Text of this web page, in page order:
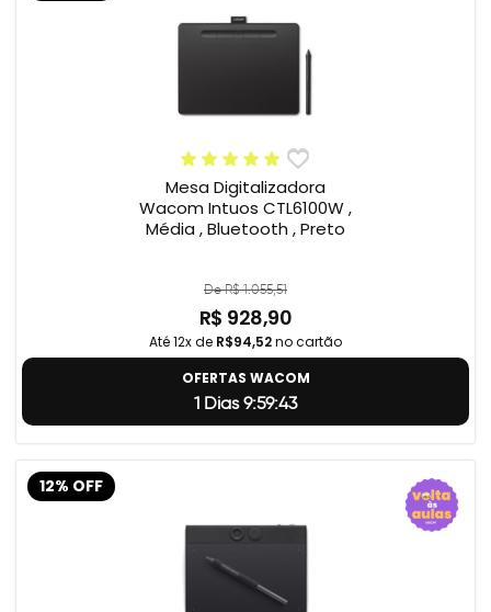
Mesa Digitalizadora
Wacom Intuos CTL6100W ,
Média , Bluetooth , Preto
De R$ 1.055,51
R$ 928,90
Até 12x de R$94,52no cartão
OFERTAS WACOM
1 Dias 9:59:42
12% OFF